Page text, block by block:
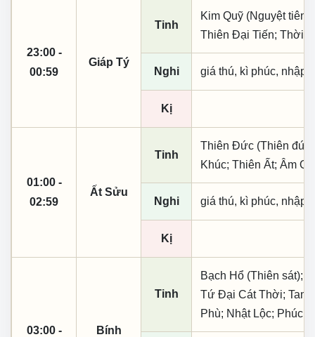
23:00 -
00:59
Giáp Tý
Tinh
Kim Quỹ (Nguyệt tiên,
Thiên Đại Tiến; Thời
Nghi giá thú, kì phúc, nhập
Kị
01:00 -
02:59
Ất Sửu
Tinh
Thiên Đức (Thiên
Khúc; Thiên Ất; Âm
Nghi giá thú, kì phúc, nhập
Kị
03:00 -
Bính
Tinh
Bạch Hổ (Thiên sát);
Tứ Đại Cát Thời; Tam
Phù; Nhật Lộc; Phúc